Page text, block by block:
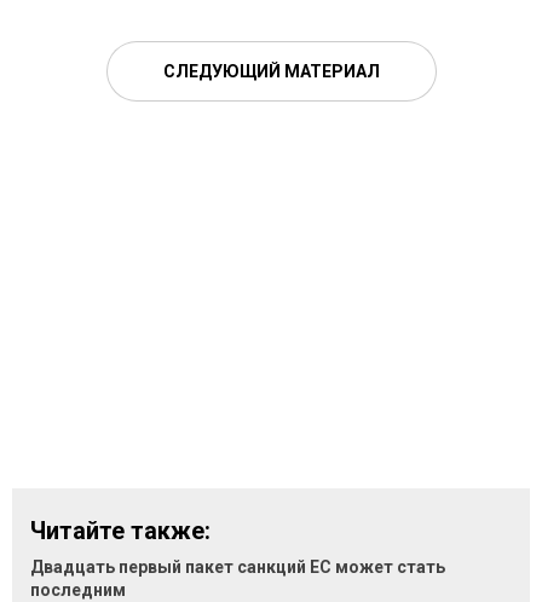
СЛЕДУЮЩИЙ МАТЕРИАЛ
Читайте также:
Двадцать первый пакет санкций ЕС может стать
последним